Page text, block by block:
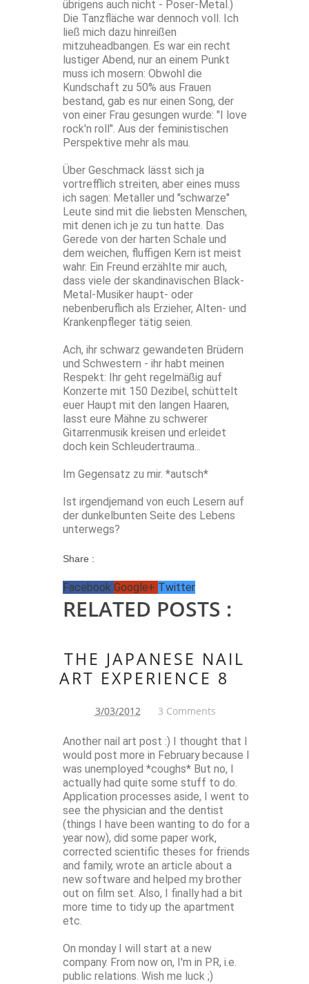
übrigens auch nicht - Poser-Metal.)
Die Tanzfläche war dennoch voll. Ich
ließ mich dazu hinreißen
mitzuheadbangen. Es war ein recht
lustiger Abend, nur an einem Punkt
muss ich mosern: Obwohl die
Kundschaft zu 50% aus Frauen
bestand, gab es nur einen Song, der
von einer Frau gesungen wurde: "I love
rock'n roll". Aus der feministischen
Perspektive mehr als mau.
Über Geschmack lässt sich ja
vortrefflich streiten, aber eines muss
ich sagen: Metaller und "schwarze"
Leute sind mit die liebsten Menschen,
mit denen ich je zu tun hatte. Das
Gerede von der harten Schale und
dem weichen, fluffigen Kern ist meist
wahr. Ein Freund erzählte mir auch,
dass viele der skandinavischen Black-
Metal-Musiker haupt- oder
nebenberuflich als Erzieher, Alten- und
Krankenpfleger tätig seien.
Ach, ihr schwarz gewandeten Brüdern
und Schwestern - ihr habt meinen
Respekt: Ihr geht regelmäßig auf
Konzerte mit 150 Dezibel, schüttelt
euer Haupt mit den langen Haaren,
lasst eure Mähne zu schwerer
Gitarrenmusik kreisen und erleidet
doch kein Schleudertrauma...
Im Gegensatz zu mir. *autsch*
Ist irgendjemand von euch Lesern auf
der dunkelbunten Seite des Lebens
unterwegs?
Share :
Facebook Google+ Twitter
RELATED POSTS :
THE JAPANESE NAIL
ART EXPERIENCE 8
3/03/2012 3 Comments
Another nail art post :) I thought that I
would post more in February because I
was unemployed *coughs* But no, I
actually had quite some stuff to do.
Application processes aside, I went to
see the physician and the dentist
(things I have been wanting to do for a
year now), did some paper work,
corrected scientific theses for friends
and family, wrote an article about a
new software and helped my brother
out on film set. Also, I finally had a bit
more time to tidy up the apartment
etc.
On monday I will start at a new
company. From now on, I'm in PR, i.e.
public relations. Wish me luck ;)